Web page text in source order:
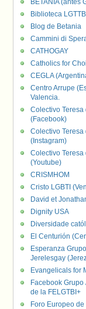
BETANIA (antes
Biblioteca
Blog de Betania
Cammini di
CATHOGAY
Catholics for
CEGLA
Centro Arrupe
Valencia.
Colectivo
(Facebook)
Colectivo
(Instagram)
Colectivo
(Youtube)
CRISMHOM
Cristo LGBTI
David et
Dignity USA
Diversidade
El Centurión
Esperanza
Jerelesgay
Evangelicals for
Facebook
de la FELGTBI+
Foro Europeo